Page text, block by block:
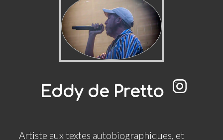
Eddy de Pretto
Artiste aux textes autobiographiques, et